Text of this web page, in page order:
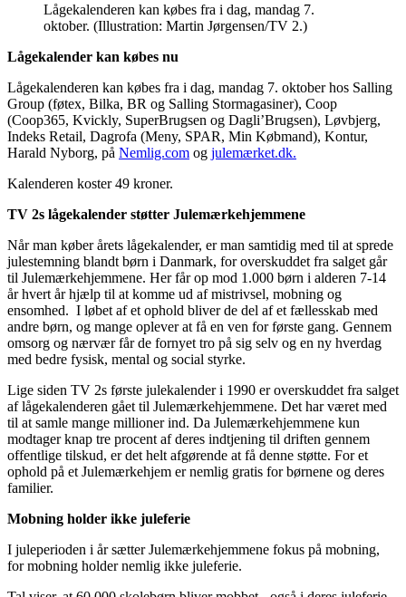
Lågekalenderen kan købes fra i dag, mandag 7.
oktober. (Illustration: Martin Jørgensen/TV 2.)
Lågekalender kan købes nu
Lågekalenderen kan købes fra i dag, mandag 7. oktober hos Salling
Group (føtex, Bilka, BR og Salling Stormagasiner), Coop
(Coop365, Kvickly, SuperBrugsen og Dagli’Brugsen), Løvbjerg,
Indeks Retail, Dagrofa (Meny, SPAR, Min Købmand), Kontur,
Harald Nyborg, på Nemlig.com og julemærket.dk.
Kalenderen koster 49 kroner.
TV 2s lågekalender støtter Julemærkehjemmene
Når man køber årets lågekalender, er man samtidig med til at sprede
julestemning blandt børn i Danmark, for overskuddet fra salget går
til Julemærkehjemmene. Her får op mod 1.000 børn i alderen 7-14
år hvert år hjælp til at komme ud af mistrivsel, mobning og
ensomhed. I løbet af et ophold bliver de del af et fællesskab med
andre børn, og mange oplever at få en ven for første gang. Gennem
omsorg og nærvær får de fornyet tro på sig selv og en ny hverdag
med bedre fysisk, mental og social styrke.
Lige siden TV 2s første julekalender i 1990 er overskuddet fra salget
af lågekalenderen gået til Julemærkehjemmene. Det har været med
til at samle mange millioner ind. Da Julemærkehjemmene kun
modtager knap tre procent af deres indtjening til driften gennem
offentlige tilskud, er det helt afgørende at få denne støtte. For et
ophold på et Julemærkehjem er nemlig gratis for børnene og deres
familier.
Mobning holder ikke juleferie
I juleperioden i år sætter Julemærkehjemmene fokus på mobning,
for mobning holder nemlig ikke juleferie.